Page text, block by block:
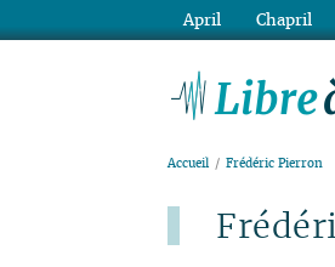
Accueil Frédéric Pierron
April Chapril